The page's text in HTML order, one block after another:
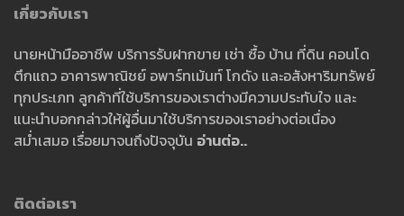
เกี่ยวกับเรา
นายหน้ามืออาชีพ บริการรับฝากขาย เช่า ซื้อ บ้าน ที่ดิน คอนโด
ตึกแถว อาคารพาณิชย์ อพาร์ทเม้นท์ โกดัง และอสังหาริมทรัพย์
ทุกประเภท ลูกค้าที่ใช้บริการของเราต่างมีความประทับใจ และ
แนะนำบอกกล่าวให้ผู้อื่นมาใช้บริการของเราอย่างต่อเนื่อง
สม่ำเสมอ เรื่อยมาจนถึงปัจจุบัน อ่านต่อ..
ติดต่อเรา